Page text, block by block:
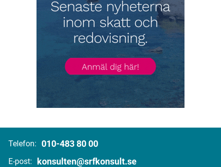
Telefon: 010-483 80 00
E-post: konsulten@srfkonsult.se